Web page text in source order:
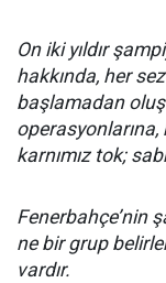
On iki yıldır
hakkında, her
başlamadan
karnımız tok;
Fenerbahçe’nin
ne bir grup
vardır.